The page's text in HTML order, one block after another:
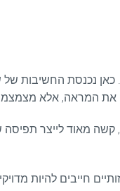
נכנסת החשיבות של
המראה, אלא
קשה מאוד לייצר
חייבים להיות